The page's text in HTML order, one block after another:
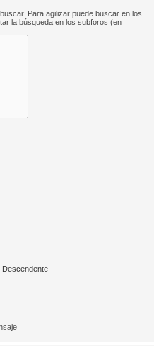
Para agilizar puede buscar en los
la búsqueda en los subforos (en
Descendente